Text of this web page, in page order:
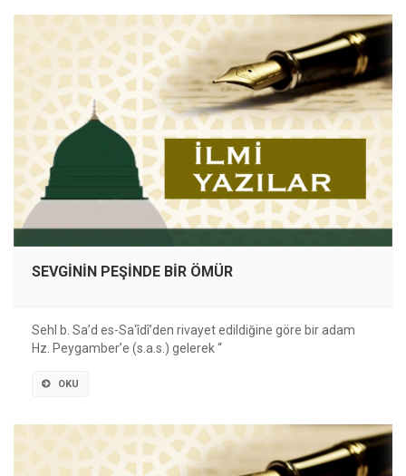
SEVGİNİN PEŞİNDE BİR ÖMÜR
Sehl b. Sa’d es-Sa‘îdî’den rivayet edildiğine göre bir adam
Hz. Peygamberʼe (s.a.s.) gelerek “
OKU